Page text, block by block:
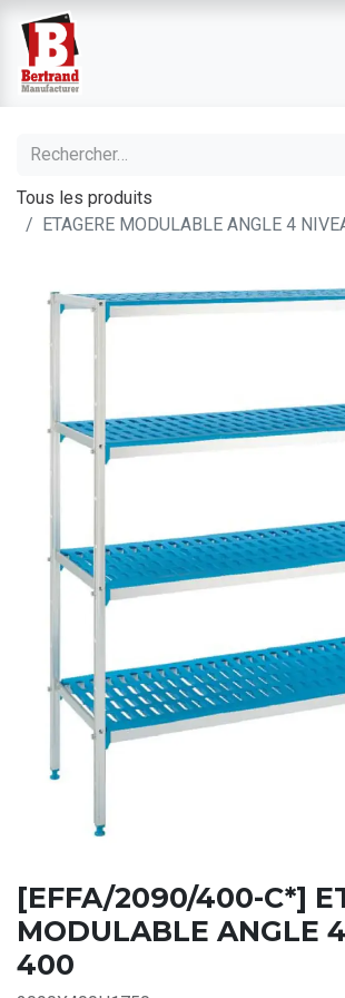
Tous les produits
ETAGERE MODULABLE ANGLE 4
[EFFA/2090/400-C*]
MODULABLE ANGLE
400